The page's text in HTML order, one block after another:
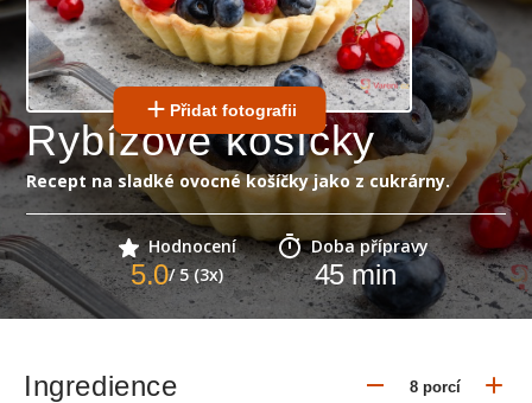
Přidat fotografii
Rybízové košíčky
Recept na sladké ovocné košíčky jako z cukrárny.
Hodnocení
5.0/ 5 (3x)
Doba přípravy
45min
Ingredience